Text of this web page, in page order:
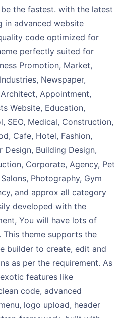
the fastest. with the latest
in advanced website
code optimized for
perfectly suited for
Promotion, Market,
Newspaper,
Appointment,
Website, Education,
SEO, Medical, Construction,
Cafe, Hotel, Fashion,
Design, Building Design,
Corporate, Agency, Pet
Photography, Gym
and approx all category
developed with the
You will have lots of
theme supports the
builder to create, edit and
as per the requirement. As
features like
code, advanced
logo upload, header